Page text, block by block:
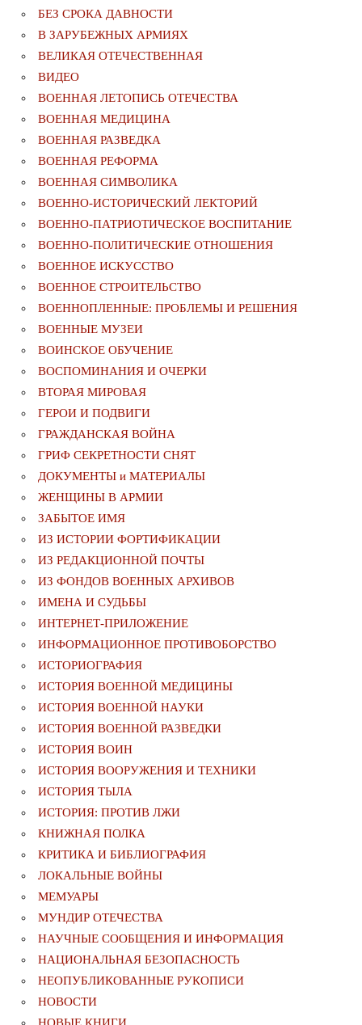
БЕЗ СРОКА ДАВНОСТИ
В ЗАРУБЕЖНЫХ АРМИЯХ
ВЕЛИКАЯ ОТЕЧЕСТВЕННАЯ
ВИДЕО
ВОЕННАЯ ЛЕТОПИСЬ ОТЕЧЕСТВА
ВОЕННАЯ МЕДИЦИНА
ВОЕННАЯ РАЗВЕДКА
ВОЕННАЯ РЕФОРМА
ВОЕННАЯ СИМВОЛИКА
ВОЕННО-ИСТОРИЧЕСКИЙ ЛЕКТОРИЙ
ВОЕННО-ПАТРИОТИЧЕСКОЕ ВОСПИТАНИЕ
ВОЕННО-ПОЛИТИЧЕСКИE ОТНОШЕНИЯ
ВОЕННОЕ ИСКУССТВО
ВОЕННОЕ СТРОИТЕЛЬСТВО
ВОЕННОПЛЕННЫЕ: ПРОБЛЕМЫ И РЕШЕНИЯ
ВОЕННЫЕ МУЗЕИ
ВОИНСКОЕ ОБУЧЕНИЕ
ВОСПОМИНАНИЯ И ОЧЕРКИ
ВТОРАЯ МИРОВАЯ
ГЕРОИ И ПОДВИГИ
ГРАЖДАНСКАЯ ВОЙНА
ГРИФ СЕКРЕТНОСТИ СНЯТ
ДОКУМЕНТЫ и МАТЕРИАЛЫ
ЖЕНЩИНЫ В АРМИИ
ЗАБЫТОЕ ИМЯ
ИЗ ИСТОРИИ ФОРТИФИКАЦИИ
ИЗ РЕДАКЦИОННОЙ ПОЧТЫ
ИЗ ФОНДОВ ВОЕННЫХ АРХИВОВ
ИМЕНА И СУДЬБЫ
ИНТЕРНЕТ-ПРИЛОЖЕНИЕ
ИНФОРМАЦИОННОЕ ПРОТИВОБОРСТВО
ИСТОРИОГРАФИЯ
ИСТОРИЯ ВОЕННОЙ МЕДИЦИНЫ
ИСТОРИЯ ВОЕННОЙ НАУКИ
ИСТОРИЯ ВОЕННОЙ РАЗВЕДКИ
ИСТОРИЯ ВОИН
ИСТОРИЯ ВООРУЖЕНИЯ И ТЕХНИКИ
ИСТОРИЯ ТЫЛА
ИСТОРИЯ: ПРОТИВ ЛЖИ
КНИЖНАЯ ПОЛКА
КРИТИКА И БИБЛИОГРАФИЯ
ЛОКАЛЬНЫЕ ВОЙНЫ
МЕМУАРЫ
МУНДИР ОТЕЧЕСТВА
НАУЧНЫЕ СООБЩЕНИЯ И ИНФОРМАЦИЯ
НАЦИОНАЛЬНАЯ БЕЗОПАСНОСТЬ
НЕОПУБЛИКОВАННЫЕ РУКОПИСИ
НОВОСТИ
НОВЫЕ КНИГИ